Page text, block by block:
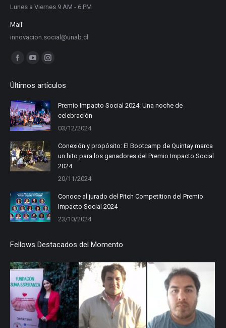
Lunes a Viernes 9 AM - 6 PM
Mail
innovacion.social@unab.cl
Find us on:
Facebook
opens
in
new
window
YouTube
opens
in
new
window
Instagram
opens
in
new
window
Últimos artículos
Premio Impacto Social 2024: Una noche de
celebración
03/12/2024
Conexión y propósito: El Bootcamp de Quintay marca
un hito para los ganadores del Premio Impacto Social
2024
20/11/2024
Conoce al jurado del Pitch Competition del Premio
Impacto Social 2024
23/10/2024
Fellows Destacados del Momento